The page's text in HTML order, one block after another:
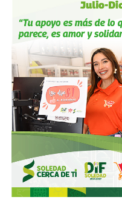
. El ídolo ya no iba a ser
ese torneo ni mucho
albiceleste respondía al
Maradona.
El 22 de junio de 1986,
México 86.En el Estadio
goles contra Inglaterra
Argentina que
Mano de Dios
con el portero Peter
estiró la mano para
árbitro lo dio por bueno.